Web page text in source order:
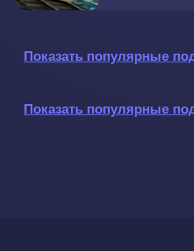
Показать популярные
Показать популярные